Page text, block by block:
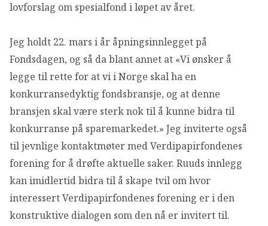
lovforslag om spesialfond i løpet av året.
Jeg holdt 22. mars i år åpningsinnlegget på
Fondsdagen, og så da blant annet at «Vi ønsker å
legge til rette for at vi i Norge skal ha en
konkurransedyktig fondsbransje, og at denne
bransjen skal være sterk nok til å kunne bidra til
konkurranse på sparemarkedet.» Jeg inviterte også
til jevnlige kontaktmøter med Verdipapirfondenes
forening for å drøfte aktuelle saker. Ruuds innlegg
kan imidlertid bidra til å skape tvil om hvor
interessert Verdipapirfondenes forening er i den
konstruktive dialogen som den nå er invitert til.